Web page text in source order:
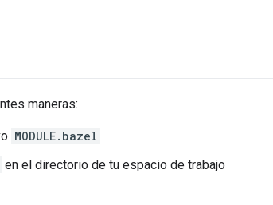
maneras:
MODULE.bazel
en el directorio de tu espacio de trabajo